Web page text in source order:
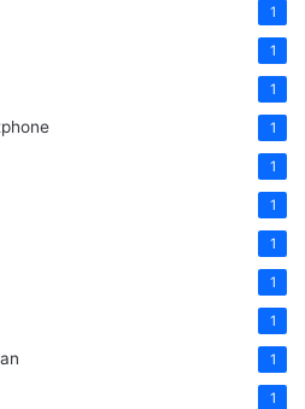
1
1
1
1
1
1
1
1
1
1
1